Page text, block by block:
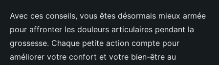
Avec ces conseils, vous êtes désormais mieux armée
pour affronter les douleurs articulaires pendant la
grossesse. Chaque petite action compte pour
améliorer votre confort et votre bien-être au